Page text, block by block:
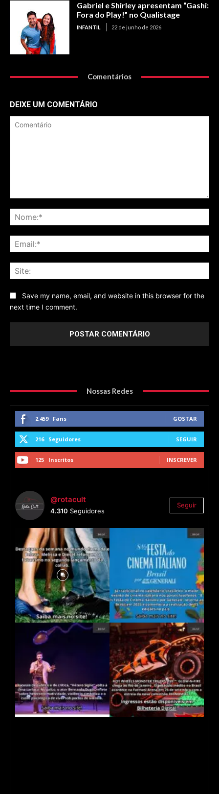
Gabriel e Shirley apresentam “Gashi:
Fora do Play!” no Qualistage
INFANTIL 22 de junho de 2026
Comentários
DEIXE UM COMENTÁRIO
Save my name, email, and website in this browser for the
next time I comment.
Nossas Redes
2,459 Fans GOSTAR
216 Seguidores SEGUIR
125 Inscritos INSCREVER
@rotacult
4.310 Seguidores
Seguir